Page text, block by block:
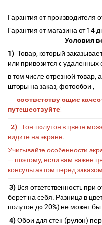
Гарантия от производителя
Гарантия от магазина от 14
Условия
1) Товар, который
или привозится с удаленных
в том числе отрезной товар,
шторы на заказ, фотообои ,
--- соответствующие
путешествуйте!
2) Тон-полутон в цвете
видите на экране.
Учитывайте особенности
— поэтому, если вам важен
консультантом перед
3) Вся ответственность при
берет на себя. Разница в
полутон до 20%) не может
4)Обои для стен (рулон)